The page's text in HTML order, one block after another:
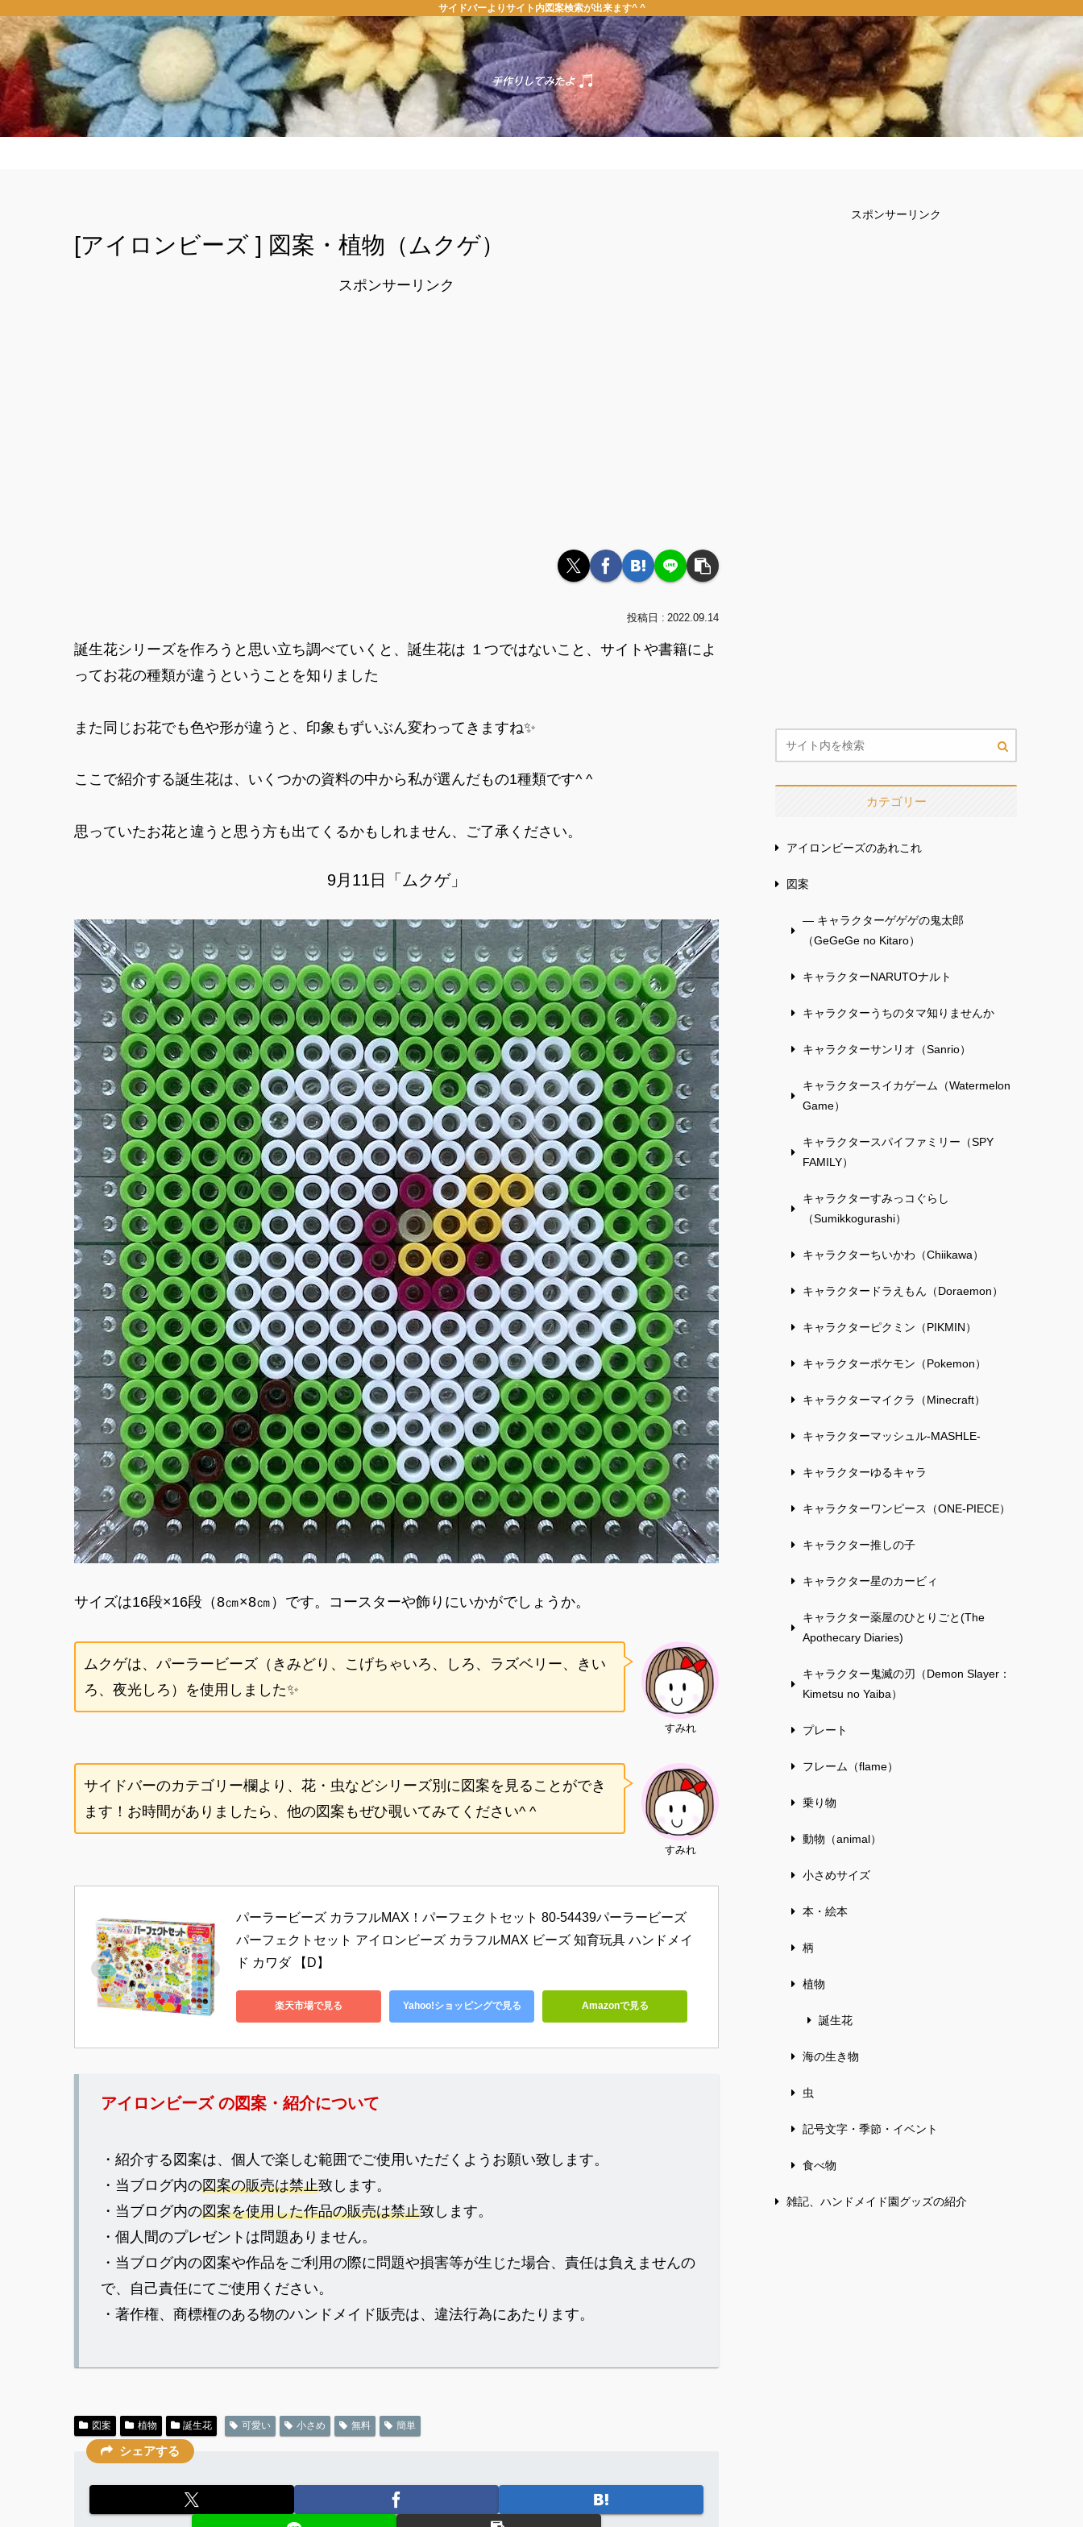
サイドバーよりサイト内図案検索が出来ます^ ^
[アイロンビーズ ] 図案・植物（ムクゲ）
スポンサーリンク
2022.09.14
誕生花シリーズを作ろうと思い立ち調べていくと、誕生花は １つではないこと、サイトや書籍によ
ってお花の種類が違うということを知りました
また同じお花でも色や形が違うと、印象もずいぶん変わってきますね✨
ここで紹介する誕生花は、いくつかの資料の中から私が選んだもの1種類です^ ^
思っていたお花と違うと思う方も出てくるかもしれません、ご了承ください。
9月11日「ムクゲ」
サイズは16段×16段（8㎝×8㎝）です。コースターや飾りにいかがでしょうか。
すみれ
ムクゲは、パーラービーズ（きみどり、こげちゃいろ、しろ、ラズベリー、きい
ろ、夜光しろ）を使用しました✨
すみれ
サイドバーのカテゴリー欄より、花・虫などシリーズ別に図案を見ることができ
ます！お時間がありましたら、他の図案もぜひ覗いてみてください^ ^
パーラービーズ カラフルMAX！パーフェクトセット 80-54439パーラービーズ
パーフェクトセット アイロンビーズ カラフルMAX ビーズ 知育玩具 ハンドメイ
ド カワダ 【D】
楽天市場で見る Yahoo!ショッピングで見る Amazonで見る
アイロンビーズ の図案・紹介について
・紹介する図案は、個人で楽しむ範囲でご使用いただくようお願い致します。
・当ブログ内の図案の販売は禁止致します。
・当ブログ内の図案を使用した作品の販売は禁止致します。
・個人間のプレゼントは問題ありません。
・当ブログ内の図案や作品をご利用の際に問題や損害等が生じた場合、責任は負えませんの
で、自己責任にてご使用ください。
・著作権、商標権のある物のハンドメイド販売は、違法行為にあたります。
図案 植物 誕生花 可愛い 小さめ 無料 簡単
シェアする
スポンサーリンク
カテゴリー
アイロンビーズのあれこれ
図案
— キャラクターゲゲゲの鬼太郎
（GeGeGe no Kitaro）
キャラクターNARUTOナルト
キャラクターうちのタマ知りませんか
キャラクターサンリオ（Sanrio）
キャラクタースイカゲーム（Watermelon
Game）
キャラクタースパイファミリー（SPY
FAMILY）
キャラクターすみっコぐらし
（Sumikkogurashi）
キャラクターちいかわ（Chiikawa）
キャラクタードラえもん（Doraemon）
キャラクターピクミン（PIKMIN）
キャラクターポケモン（Pokemon）
キャラクターマイクラ（Minecraft）
キャラクターマッシュル-MASHLE-
キャラクターゆるキャラ
キャラクターワンピース（ONE-PIECE）
キャラクター推しの子
キャラクター星のカービィ
キャラクター薬屋のひとりごと(The
Apothecary Diaries)
キャラクター鬼滅の刃（Demon Slayer：
Kimetsu no Yaiba）
プレート
フレーム（flame）
乗り物
動物（animal）
小さめサイズ
本・絵本
柄
植物
誕生花
海の生き物
虫
記号文字・季節・イベント
食べ物
雑記、ハンドメイド園グッズの紹介